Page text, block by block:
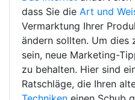
dass Sie die Art und
Vermarktung Ihrer
ändern sollten. Um dies
sein, neue Marketing-
zu behalten. Hier sind
Ratschläge, die Ihren